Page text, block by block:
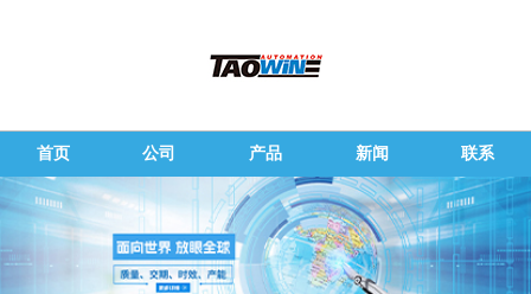
首页 公司 产品 新闻 联系